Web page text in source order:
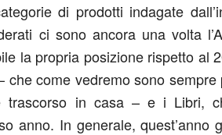
di prodotti indagate
ci sono ancora una volta
la propria posizione rispetto al
che come vedremo sono
trascorso in casa – e i Libri,
anno. In generale, quest’anno